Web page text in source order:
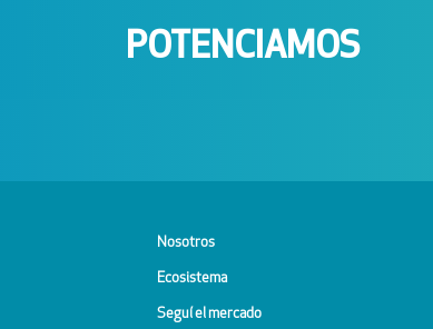
POTENCIAMOS
Nosotros
Ecosistema
Seguí el mercado